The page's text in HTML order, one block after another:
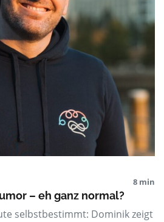
8 min
– eh ganz normal?
selbstbestimmt: Dominik zeigt